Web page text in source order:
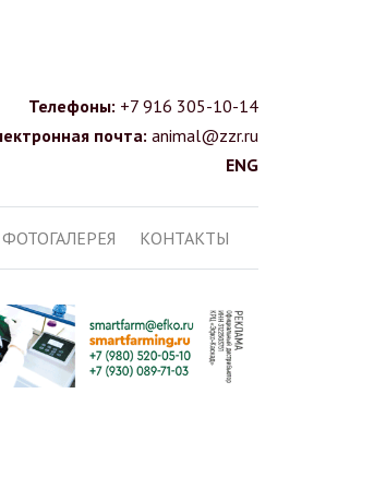
Телефоны: +7 916 305-10-14
почта: animal@zzr.ru
ENG
ФОТОГАЛЕРЕЯ КОНТАКТЫ